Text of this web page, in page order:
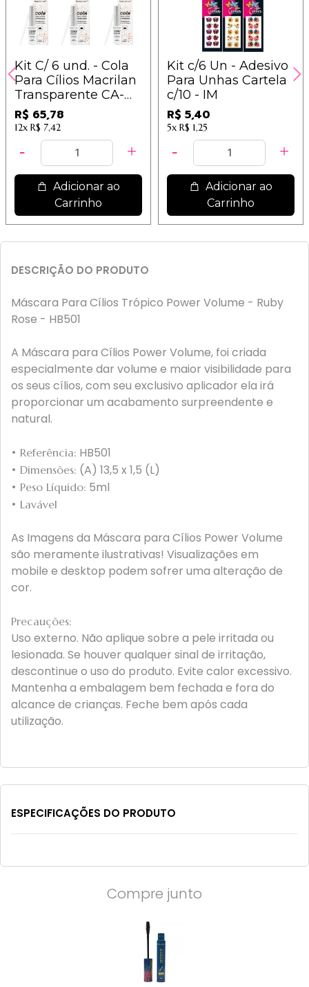
Kit C/ 6 und. - Cola
Para Cílios Macrilan
Transparente CA-
001 / 10,10
R$ 65,78
12x R$ 7,42
Adicionar ao
Carrinho
Kit c/6 Un - Adesivo
Para Unhas Cartela
c/10 - IM
R$ 5,40
5x R$ 1,25
Adicionar ao
Carrinho
DESCRIÇÃO DO PRODUTO
Máscara Para Cílios Trópico Power Volume - Ruby
Rose - HB501
A Máscara para Cílios Power Volume, foi criada
especialmente dar volume e maior visibilidade para
os seus cílios, com seu exclusivo aplicador ela irá
proporcionar um acabamento surpreendente e
natural.
• Referência: HB501
• Dimensões: (A) 13,5 x 1,5 (L)
• Peso Líquido: 5ml
• Lavável
As Imagens da Máscara para Cílios Power Volume
são meramente ilustrativas! Visualizações em
mobile e desktop podem sofrer uma alteração de
cor.
Precauções:
Uso externo. Não aplique sobre a pele irritada ou
lesionada. Se houver qualquer sinal de irritação,
descontinue o uso do produto. Evite calor excessivo.
Mantenha a embalagem bem fechada e fora do
alcance de crianças. Feche bem após cada
utilização.
ESPECIFICAÇÕES DO PRODUTO
Compre junto